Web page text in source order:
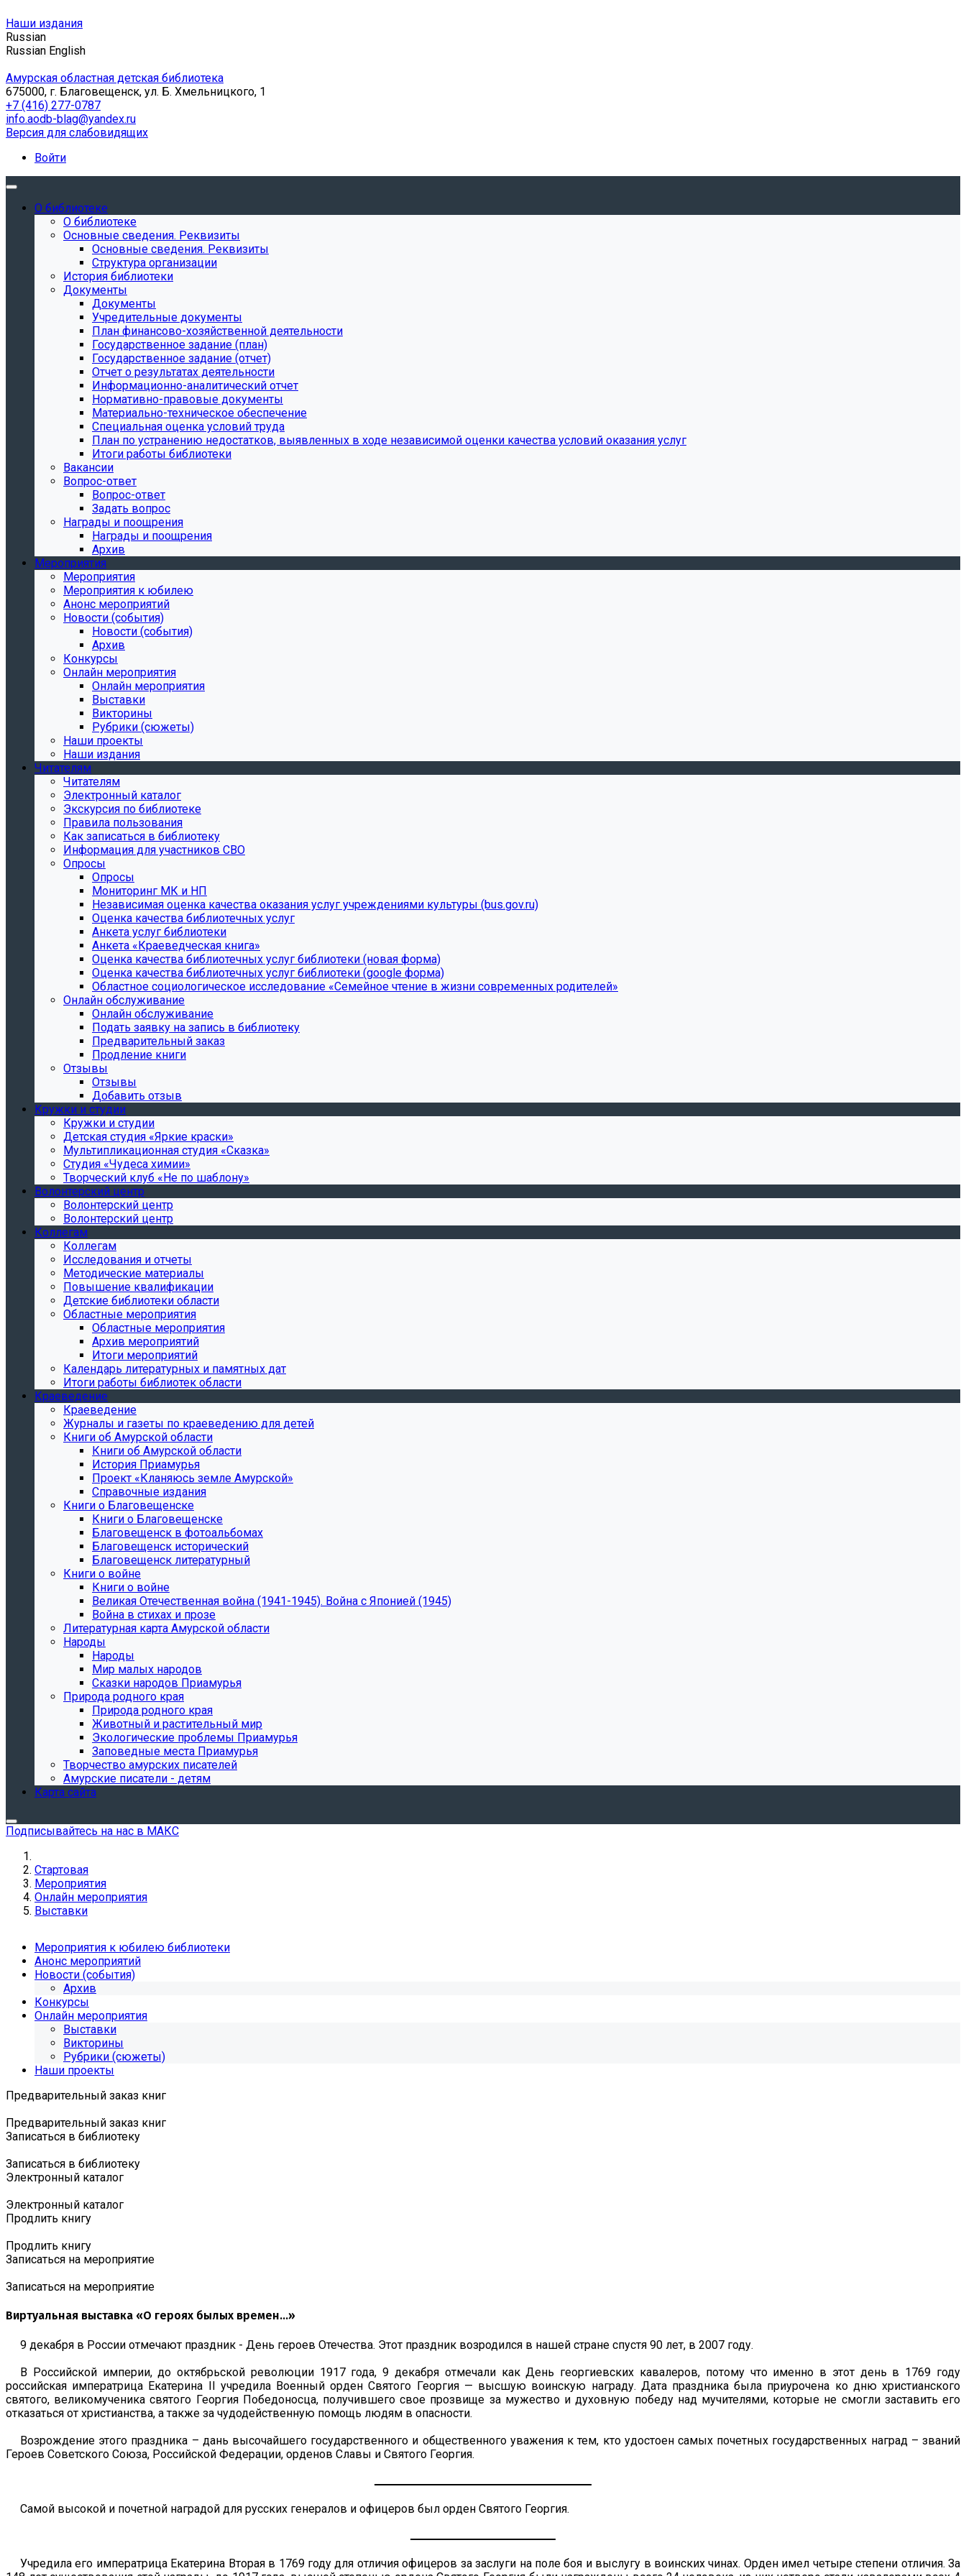
Наши издания
Russian
Russian English
Амурская областная детская библиотека
675000, г. Благовещенск, ул. Б. Хмельницкого, 1
+7 (416) 277-0787
info.aodb-blag@yandex.ru
Версия для слабовидящих
Войти
О библиотеке
О библиотеке
Основные сведения. Реквизиты
Основные сведения. Реквизиты
Структура организации
История библиотеки
Документы
Документы
Учредительные документы
План финансово-хозяйственной деятельности
Государственное задание (план)
Государственное задание (отчет)
Отчет о результатах деятельности
Информационно-аналитический отчет
Нормативно-правовые документы
Материально-техническое обеспечение
Специальная оценка условий труда
План по устранению недостатков, выявленных в ходе независимой оценки качества условий оказания услуг
Итоги работы библиотеки
Вакансии
Вопрос-ответ
Вопрос-ответ
Задать вопрос
Награды и поощрения
Награды и поощрения
Архив
Мероприятия
Мероприятия
Мероприятия к юбилею
Анонс мероприятий
Новости (события)
Новости (события)
Архив
Конкурсы
Онлайн мероприятия
Онлайн мероприятия
Выставки
Викторины
Рубрики (сюжеты)
Наши проекты
Наши издания
Читателям
Читателям
Электронный каталог
Экскурсия по библиотеке
Правила пользования
Как записаться в библиотеку
Информация для участников СВО
Опросы
Опросы
Мониторинг МК и НП
Независимая оценка качества оказания услуг учреждениями культуры (bus.gov.ru)
Оценка качества библиотечных услуг
Анкета услуг библиотеки
Анкета «Краеведческая книга»
Oценка качества библиотечных услуг библиотеки (новая форма)
Oценка качества библиотечных услуг библиотеки (google форма)
Областное социологическое исследование «Семейное чтение в жизни современных родителей»
Онлайн обслуживание
Онлайн обслуживание
Подать заявку на запись в библиотеку
Предварительный заказ
Продление книги
Отзывы
Отзывы
Добавить отзыв
Кружки и студии
Кружки и студии
Детская студия «Яркие краски»
Мультипликационная студия «Сказка»
Студия «Чудеса химии»
Творческий клуб «Не по шаблону»
Волонтерский центр
Волонтерский центр
Волонтерский центр
Коллегам
Коллегам
Исследования и отчеты
Методические материалы
Повышение квалификации
Детские библиотеки области
Областные мероприятия
Областные мероприятия
Архив мероприятий
Итоги мероприятий
Календарь литературных и памятных дат
Итоги работы библиотек области
Краеведение
Краеведение
Журналы и газеты по краеведению для детей
Книги об Амурской области
Книги об Амурской области
История Приамурья
Проект «Кланяюсь земле Амурской»
Справочные издания
Книги о Благовещенске
Книги о Благовещенске
Благовещенск в фотоальбомах
Благовещенск исторический
Благовещенск литературный
Книги о войне
Книги о войне
Великая Отечественная война (1941-1945). Война с Японией (1945)
Война в стихах и прозе
Литературная карта Амурской области
Народы
Народы
Мир малых народов
Сказки народов Приамурья
Природа родного края
Природа родного края
Животный и растительный мир
Экологические проблемы Приамурья
Заповедные места Приамурья
Творчество амурских писателей
Амурские писатели - детям
Карта сайта
Подписывайтесь на нас в МАКС
Стартовая
Мероприятия
Онлайн мероприятия
Выставки
Мероприятия к юбилею библиотеки
Анонс мероприятий
Новости (события)
Архив
Конкурсы
Онлайн мероприятия
Выставки
Викторины
Рубрики (сюжеты)
Наши проекты
Предварительный заказ книг
Предварительный заказ книг
Записаться в библиотеку
Записаться в библиотеку
Электронный каталог
Электронный каталог
Продлить книгу
Продлить книгу
Записаться на мероприятие
Записаться на мероприятие
Виртуальная выставка «О героях былых времен...»
9 декабря в России отмечают праздник - День героев Отечества. Этот праздник возродился в нашей стране спустя 90 лет, в 2007 году.
В Российской империи, до октябрьской революции 1917 года, 9 декабря отмечали как День георгиевских кавалеров, потому что именно в этот день в 1769 году
российская императрица Екатерина II учредила Военный орден Святого Георгия — высшую воинскую награду. Дата праздника была приурочена ко дню христианского
святого, великомученика святого Георгия Победоносца, получившего свое прозвище за мужество и духовную победу над мучителями, которые не смогли заставить его
отказаться от христианства, а также за чудодейственную помощь людям в опасности.
Возрождение этого праздника – дань высочайшего государственного и общественного уважения к тем, кто удостоен самых почетных государственных наград – званий
Героев Советского Союза, Российской Федерации, орденов Славы и Святого Георгия.
Самой высокой и почетной наградой для русских генералов и офицеров был орден Святого Георгия.
Учредила его императрица Екатерина Вторая в 1769 году для отличия офицеров за заслуги на поле боя и выслугу в воинских чинах. Орден имел четыре степени отличия. За